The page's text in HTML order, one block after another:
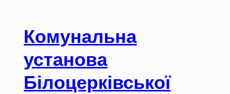
вмістуКомунальна
установа
Білоцерківської